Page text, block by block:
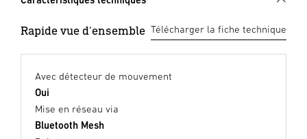
Rapide vue d'ensemble Télécharger la fiche technique
Avec détecteur de mouvement
Oui
Mise en réseau via
Bluetooth Mesh